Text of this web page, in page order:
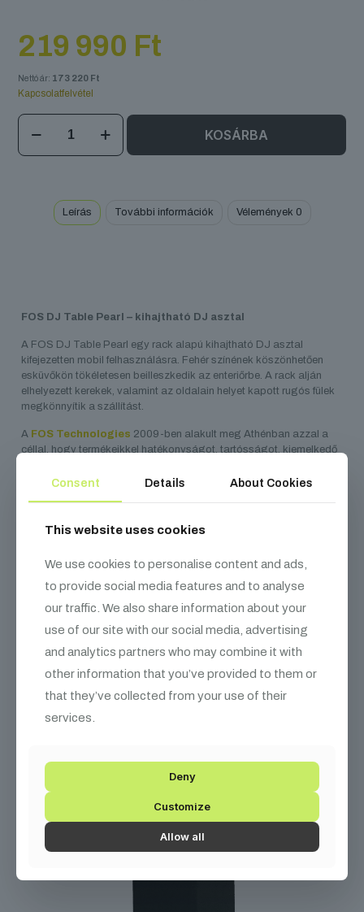
219 990 Ft
Nettó ár: 173 220 Ft
Kapcsolatfelvétel
FOS
Table
KOSÁRBA
Leírás További információk Vélemények 0
FOS DJ Table Pearl – kihajtható DJ asztal
A FOS DJ Table Pearl egy rack alapú kihajtható DJ asztal
kifejezetten mobil felhasználásra. Fehér színének köszönhetően
esküvőkön tökéletesen beilleszkedik az enteriőrbe. A rack alján
elhelyezett kerekek, valamint az oldalain helyet kapott rugós fülek
megkönnyítik a szállítást.
A FOS Technologies 2009-ben alakult meg Athénban azzal a
céllal, hogy termékeikkel hatékonyságot, tartósságot, kiemelkedő
megfizethető áron. A „FOS” (görögül: ΦΩΣ = fény) név is tükrözi
Kapcsolódótermékek
Consent Details About Cookies
This website uses cookies
We use cookies to personalise content and ads,
to provide social media features and to analyse
our traffic. We also share information about your
use of our site with our social media, advertising
and analytics partners who may combine it with
other information that you’ve provided to them or
that they’ve collected from your use of their
services.
Deny
Customize
Allow all